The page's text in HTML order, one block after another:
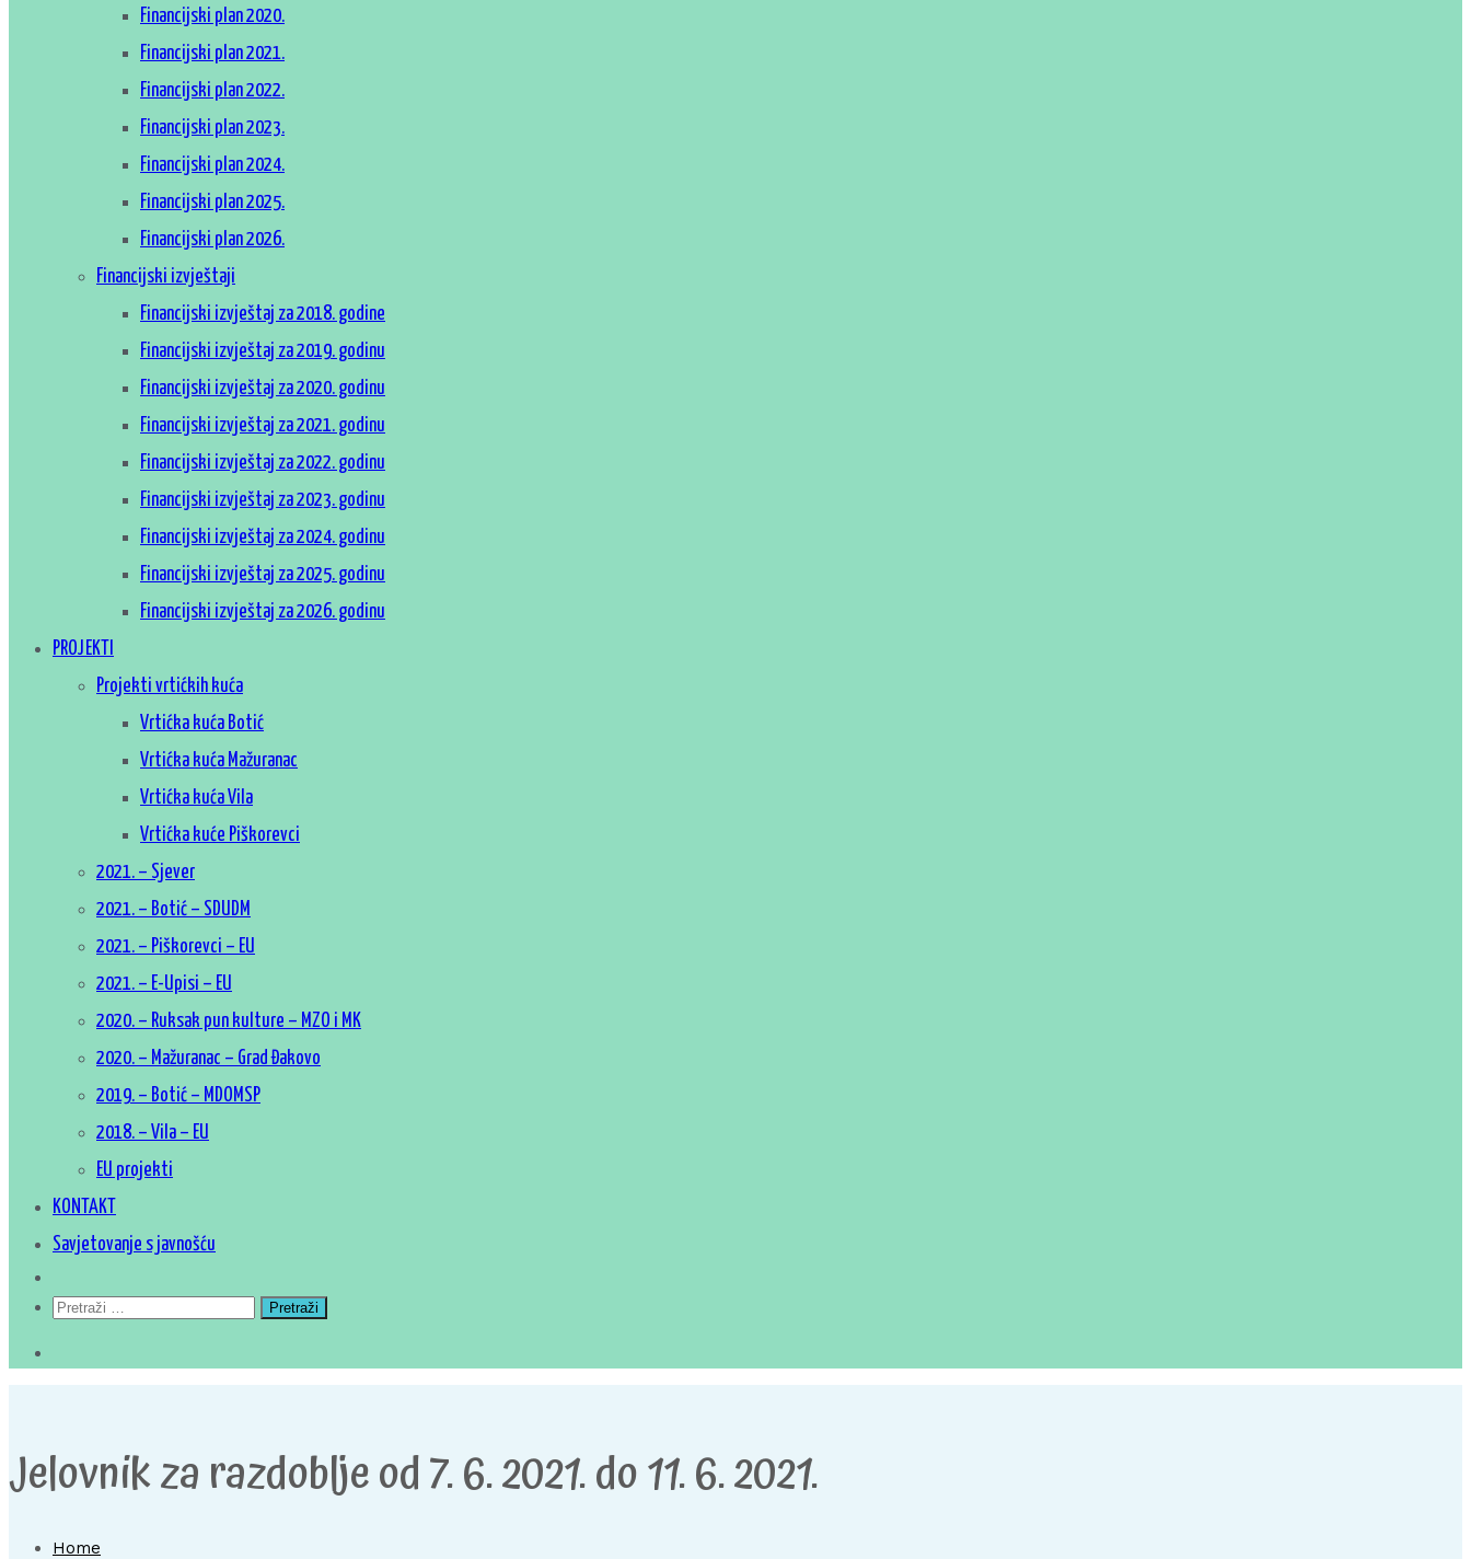
Financijski plan 2020.
Financijski plan 2021.
Financijski plan 2022.
Financijski plan 2023.
Financijski plan 2024.
Financijski plan 2025.
Financijski plan 2026.
Financijski izvještaji
Financijski izvještaj za 2018. godine
Financijski izvještaj za 2019. godinu
Financijski izvještaj za 2020. godinu
Financijski izvještaj za 2021. godinu
Financijski izvještaj za 2022. godinu
Financijski izvještaj za 2023. godinu
Financijski izvještaj za 2024. godinu
Financijski izvještaj za 2025. godinu
Financijski izvještaj za 2026. godinu
PROJEKTI
Projekti vrtićkih kuća
Vrtićka kuća Botić
Vrtićka kuća Mažuranac
Vrtićka kuća Vila
Vrtićka kuće Piškorevci
2021. – Sjever
2021. – Botić – SDUDM
2021. – Piškorevci – EU
2021. – E-Upisi – EU
2020. – Ruksak pun kulture – MZO i MK
2020. – Mažuranac – Grad Đakovo
2019. – Botić – MDOMSP
2018. – Vila – EU
EU projekti
KONTAKT
Savjetovanje s javnošću
Pretraži:
Jelovnik za razdoblje od 7. 6. 2021. do 11. 6. 2021.
Home